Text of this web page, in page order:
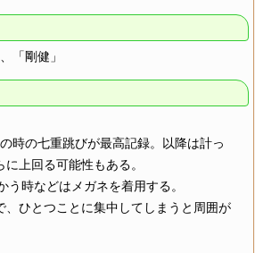
「剛健」
時の七重跳びが最高記録。以降は計っ
上回る可能性もある。
う時などはメガネを着用する。
、ひとつことに集中してしまうと周囲が